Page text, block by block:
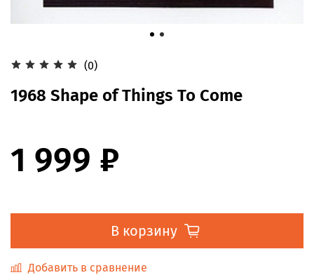
(0)
1968 Shape of Things To Come
1 999 ₽
В корзину
Добавить в сравнение